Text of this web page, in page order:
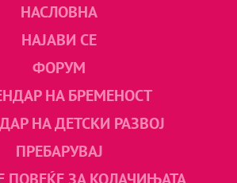
НАСЛОВНА
НАЈАВИ СЕ
ФОРУМ
НА БРЕМЕНОСТ
НА ДЕТСКИ РАЗВОЈ
ПРЕБАРУВАЈ
ПОВЕЌЕ ЗА КОЛАЧИЊАТА